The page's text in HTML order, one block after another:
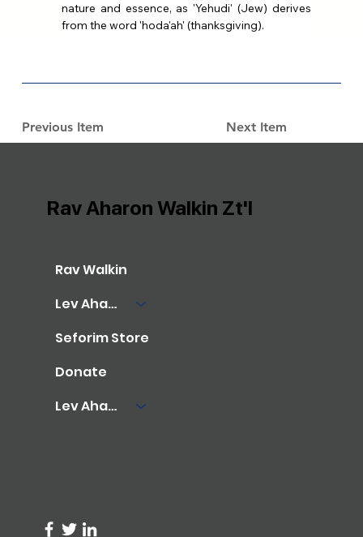
Previous Item Next Item
nature and essence, as 'Yehudi' (Jew) derives
from the word 'hoda'ah' (thanksgiving).
Rav Walkin
Lev Aharon Library
Seforim Store
Donate
Lev Aharon Foundation
Rav Aharon Walkin Zt'l